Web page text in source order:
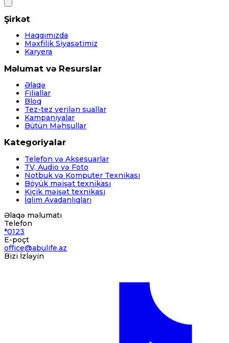
Şirkət
Haqqımızda
Məxfilik Siyasətimiz
Karyera
Məlumat və Resurslar
Əlaqə
Filiallar
Bloq
Tez-tez verilən suallar
Kampaniyalar
Bütün Məhsullar
Kategoriyalar
Telefon və Aksesuarlar
TV, Audio və Foto
Notbuk və Komputer Texnikası
Böyük məişət texnikası
Kiçik məişət texnikası
İqlim Avadanlıqları
Əlaqə məlumatı
Telefon
*0123
E-poçt
office@abulife.az
Bizi İzləyin